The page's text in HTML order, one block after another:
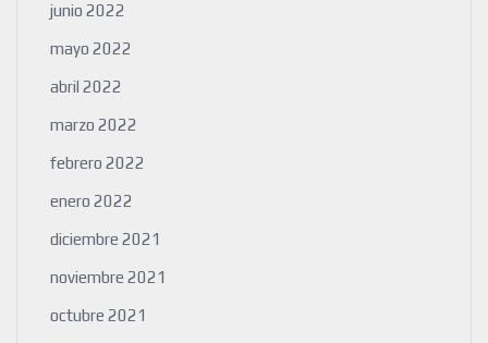
junio 2022
mayo 2022
abril 2022
marzo 2022
febrero 2022
enero 2022
diciembre 2021
noviembre 2021
octubre 2021